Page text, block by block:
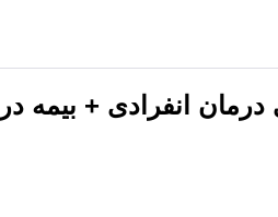
درمان انفرادی + بیمه